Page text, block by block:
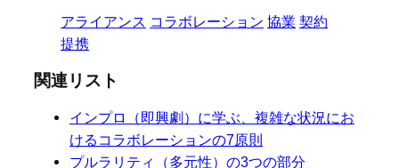
アライアンス コラボレーション 協業 契約
提携
関連リスト
インプロ（即興劇）に学ぶ、複雑な状況にお
けるコラボレーションの7原則
プルラリティ（多元性）の3つの部分